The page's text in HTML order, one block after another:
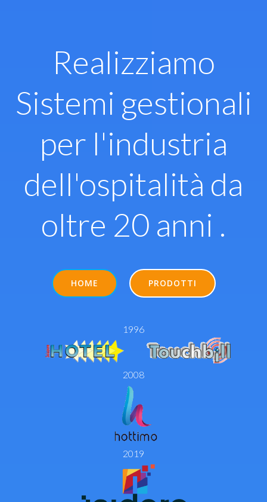
Realizziamo
Sistemi gestionali
per l'industria
dell'ospitalità da
oltre 20 anni .
HOME PRODOTTI
1996
2008
2019